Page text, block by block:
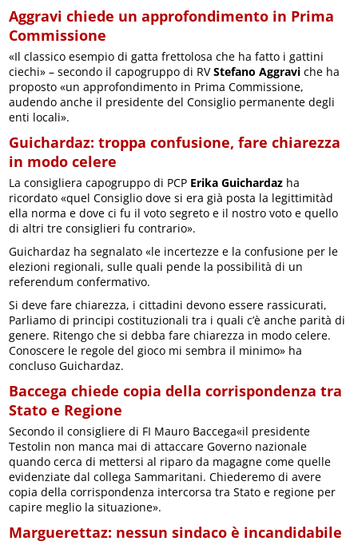
Aggravi chiede un approfondimento in Prima
Commissione
«Il classico esempio di gatta frettolosa che ha fatto i gattini
ciechi» – secondo il capogruppo di RVStefano Aggravi che ha
proposto «un approfondimento in Prima Commissione,
audendo anche il presidente del Consiglio permanente degli
enti locali».
Guichardaz: troppa confusione, fare chiarezza
in modo celere
La consigliera capogruppo di PCP Erika Guichardaz ha
ricordato «quel Consiglio dove si era già posta la legittimitàd
ella norma e dove ci fu il voto segreto e il nostro voto e quello
di altri tre consiglieri fu contrario».
Guichardaz ha segnalato «le incertezze e la confusione per le
elezioni regionali, sulle quali pende la possibilità di un
referendum confermativo.
Si deve fare chiarezza, i cittadini devono essere rassicurati,
Parliamo di principi costituzionali tra i quali c’è anche parità di
genere. Ritengo che si debba fare chiarezza in modo celere.
Conoscere le regole del gioco mi sembra il minimo» ha
concluso Guichardaz.
Baccega chiede copia della corrispondenza tra
Stato e Regione
Secondo il consigliere di FI Mauro Baccega«il presidente
Testolin non manca mai di attaccare Governo nazionale
quando cerca di mettersi al riparo da magagne come quelle
evidenziate dal collega Sammaritani. Chiederemo di avere
copia della corrispondenza intercorsa tra Stato e regione per
capire meglio la situazione».
Marguerettaz: nessun sindaco è incandidabile